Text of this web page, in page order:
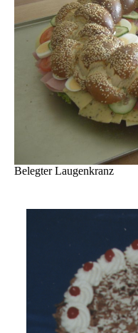
Belegter Laugenkranz